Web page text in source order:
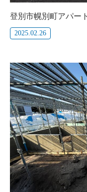
登別市幌別町アパー
2025.02.26